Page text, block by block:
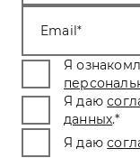
от 3 199 000 ₽
Тест-драйв
Трейд-ин
КРЕДИТ И
Кредитный
Нулевое ТО
Программа
Регламенты
Электронный
О дилере
Наша команда
Контакты
Email
Я
Я даю
данных.*
Я даю